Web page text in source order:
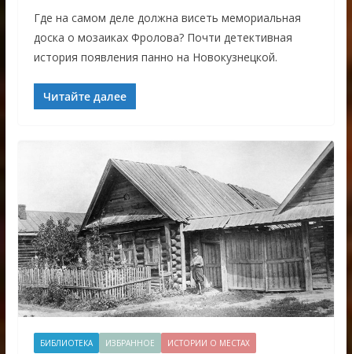
Где на самом деле должна висеть мемориальная
доска о мозаиках Фролова? Почти детективная
история появления панно на Новокузнецкой.
Читайте далее
БИБЛИОТЕКА ИЗБРАННОЕ ИСТОРИИ О МЕСТАХ